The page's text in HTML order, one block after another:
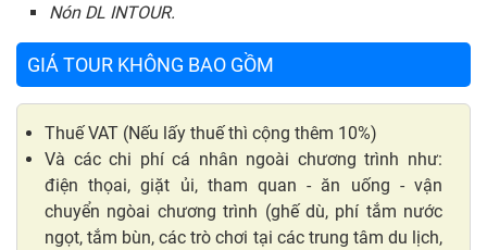
Nón DL INTOUR.
GIÁ TOUR KHÔNG BAO GỒM
Thuế VAT (Nếu lấy thuế thì cộng thêm 10%)
Và các chi phí cá nhân ngoài chương trình như:
điện thọai, giặt ủi, tham quan - ăn uống - vận
chuyển ngòai chương trình (ghế dù, phí tắm nước
ngọt, tắm bùn, các trò chơi tại các trung tâm du lịch,